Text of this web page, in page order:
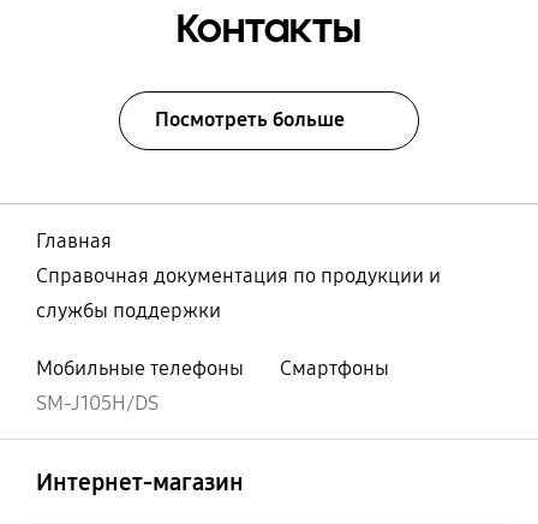
Контакты
Посмотреть больше
Главная
Справочная документация по продукции и
службы поддержки
Мобильные телефоны
Смартфоны
SM-J105H/DS
Интернет-магазин